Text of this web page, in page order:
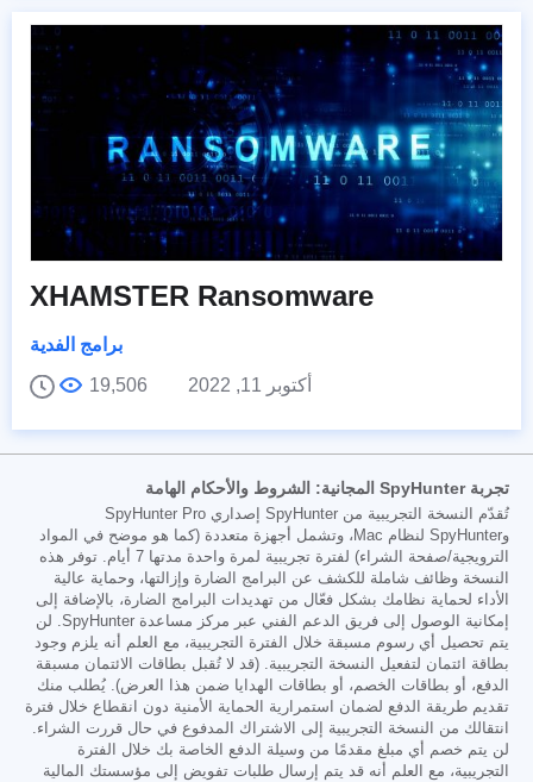
XHAMSTER Ransomware
برامج الفدية
أكتوبر 11, 2022
19,506
تجربة SpyHunter المجانية: الشروط والأحكام الهامة
تُقدّم النسخة التجريبية من SpyHunter إصداري SpyHunter Pro
وSpyHunter لنظام Mac، وتشمل أجهزة متعددة (كما هو موضح في المواد
الترويجية/صفحة الشراء) لفترة تجريبية لمرة واحدة مدتها 7 أيام. توفر هذه
النسخة وظائف شاملة للكشف عن البرامج الضارة وإزالتها، وحماية عالية
الأداء لحماية نظامك بشكل فعّال من تهديدات البرامج الضارة، بالإضافة إلى
إمكانية الوصول إلى فريق الدعم الفني عبر مركز مساعدة SpyHunter. لن
يتم تحصيل أي رسوم مسبقة خلال الفترة التجريبية، مع العلم أنه يلزم وجود
بطاقة ائتمان لتفعيل النسخة التجريبية. (قد لا تُقبل بطاقات الائتمان مسبقة
الدفع، أو بطاقات الخصم، أو بطاقات الهدايا ضمن هذا العرض). يُطلب منك
تقديم طريقة الدفع لضمان استمرارية الحماية الأمنية دون انقطاع خلال فترة
انتقالك من النسخة التجريبية إلى الاشتراك المدفوع في حال قررت الشراء.
لن يتم خصم أي مبلغ مقدمًا من وسيلة الدفع الخاصة بك خلال الفترة
التجريبية، مع العلم أنه قد يتم إرسال طلبات تفويض إلى مؤسستك المالية